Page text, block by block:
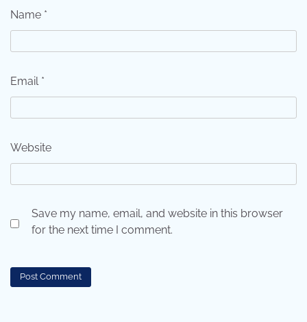
Name *
Email *
Website
Save my name, email, and website in this browser
for the next time I comment.